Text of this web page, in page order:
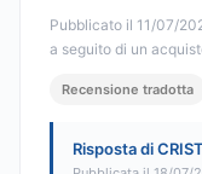
Pubblicato il 11/07/
a seguito di un
Recensione tradotta
Risposta di